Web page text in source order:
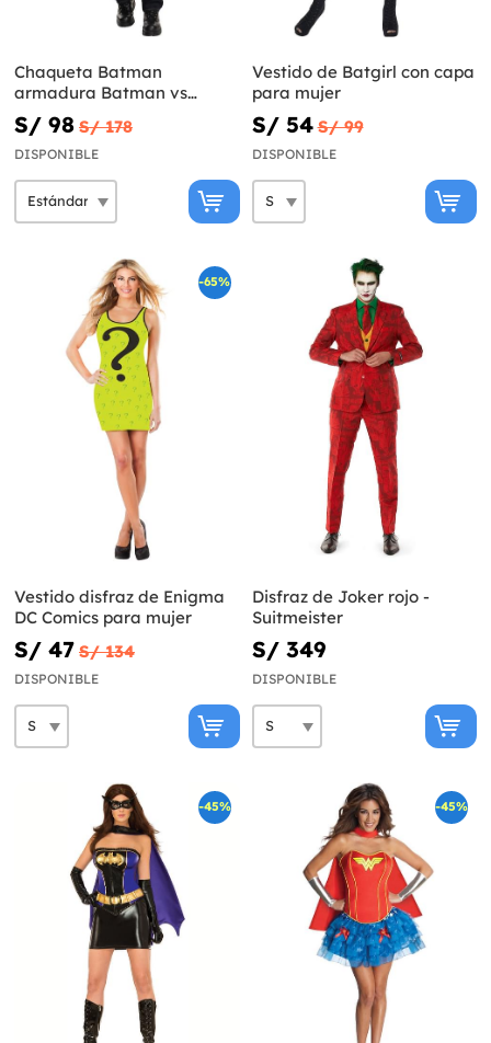
Chaqueta Batman
armadura Batman vs
Superman para hombre
S/ 98 S/ 178
DISPONIBLE
Vestido de Batgirl con capa
para mujer
S/ 54 S/ 99
DISPONIBLE
-65%
Vestido disfraz de Enigma
DC Comics para mujer
S/ 47 S/ 134
DISPONIBLE
Disfraz de Joker rojo -
Suitmeister
S/ 349
DISPONIBLE
-45% -45%